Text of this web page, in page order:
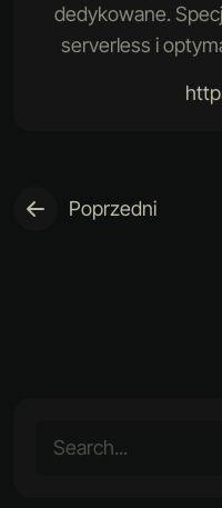
dedykowane.
serverless i
Poprzedni